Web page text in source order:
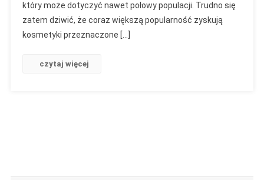
który może dotyczyć nawet połowy populacji. Trudno się
zatem dziwić, że coraz większą popularność zyskują
kosmetyki przeznaczone […]
czytaj więcej